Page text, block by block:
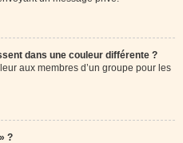
dans une couleur différente ?
aux membres d’un groupe pour les
?